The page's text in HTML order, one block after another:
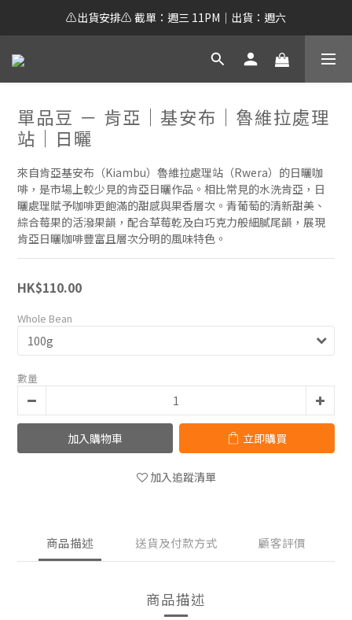
⚠️出貨安排⚠️ 截單：週三 11PM｜出貨：週六
單品豆 － 肯亞｜基安布｜魯維拉處理
站｜日曬
來自肯亞基安布（Kiambu）魯維拉處理站（Rwera）的日曬咖
啡，是市場上較少見的肯亞日曬作品。相比常見的水洗肯亞，日
曬處理賦予咖啡更飽滿的甜感與果香層次。青葡萄的清新甜美、
綜合莓果的活潑果韻，配合草莓乾及白巧克力般細膩尾韻，展現
肯亞日曬咖啡豐富且層次分明的風味特色。
HK$110.00
Whole Bean
數量
加入購物車 立即購買
加入追蹤清單
商品描述 送貨及付款方式 顧客評價
商品描述